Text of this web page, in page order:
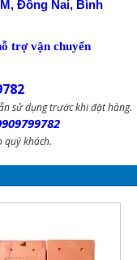
Đồng Nai, Bình
trợ vận chuyển
sử dụng trước khi đặt hàng.
quý khách.